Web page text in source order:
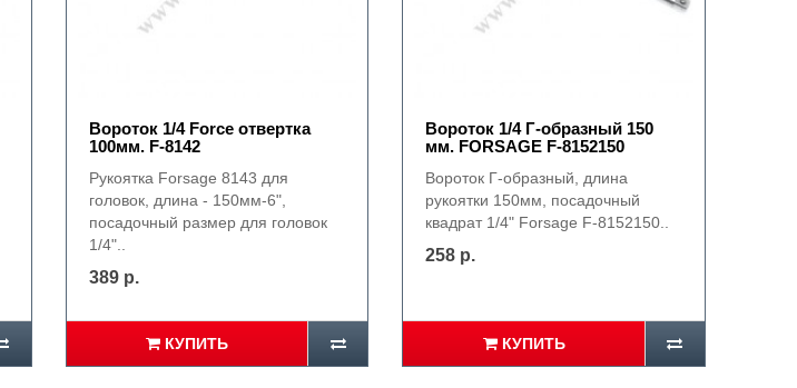
Вороток 1/4 Force отвертка
100мм. F-8142
Рукоятка Forsage 8143 для
головок, длина - 150мм-6",
посадочный размер для головок
1/4"..
389 р.
КУПИТЬ
Вороток 1/4 Г-образный 150
мм. FORSAGE F-8152150
Вороток Г-образный, длина
рукоятки 150мм, посадочный
квадрат 1/4" Forsage F-8152150..
258 р.
КУПИТЬ